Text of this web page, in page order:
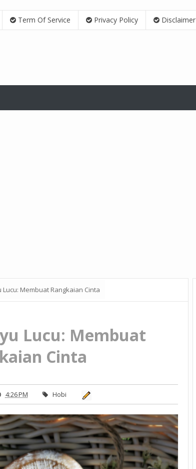
Term Of Service Privacy Policy Disclaimer
Lucu: Membuat Rangkaian Cinta
Lucu: Membuat
Cinta
4:26 PM Hobi